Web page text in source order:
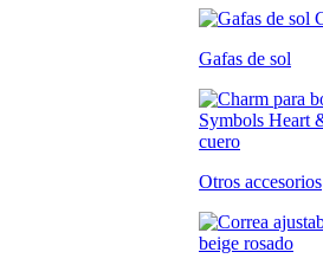
Gafas de sol
Otros accesorios